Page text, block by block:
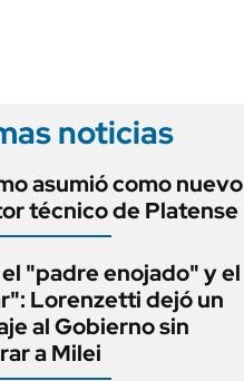
noticias
asumió como nuevo
técnico de Platense
"padre enojado" y el
Lorenzetti dejó un
al Gobierno sin
a Milei